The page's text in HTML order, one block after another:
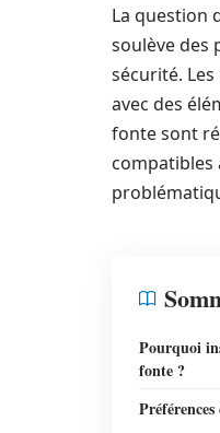
La question
soulève des
sécurité.
avec des
fonte sont
compatibles
Pourquoi
fonte ?